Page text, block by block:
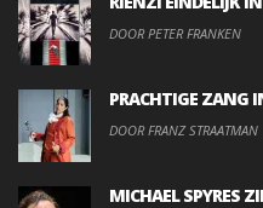
DOOR PETER FRANKEN
PRACHTIGE ZANG
DOOR FRANZ STRAATMAN
MICHAEL SPYRES